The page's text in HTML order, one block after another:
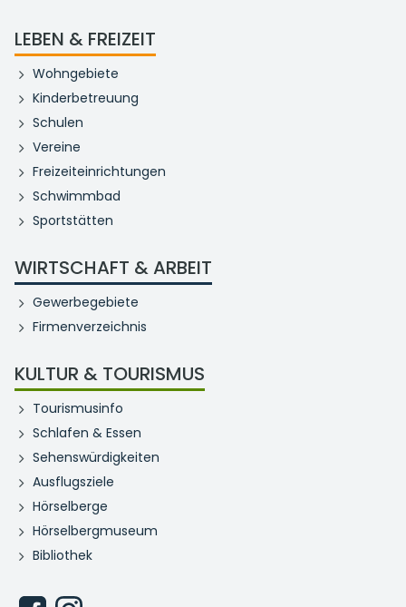
LEBEN & FREIZEIT
Wohngebiete
Kinderbetreuung
Schulen
Vereine
Freizeiteinrichtungen
Schwimmbad
Sportstätten
WIRTSCHAFT & ARBEIT
Gewerbegebiete
Firmenverzeichnis
KULTUR & TOURISMUS
Tourismusinfo
Schlafen & Essen
Sehenswürdigkeiten
Ausflugsziele
Hörselberge
Hörselbergmuseum
Bibliothek